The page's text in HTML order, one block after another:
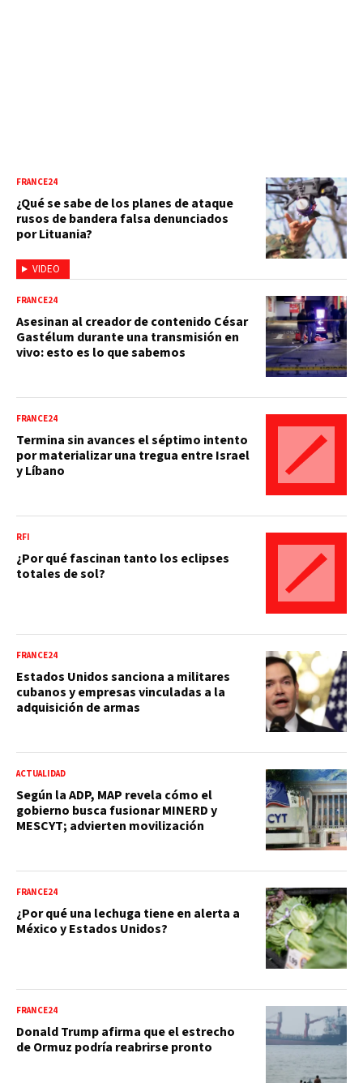
VIDEO
FRANCE24
¿Qué se sabe de los planes de ataque
rusos de bandera falsa denunciados
por Lituania?
FRANCE24
Asesinan al creador de contenido César
Gastélum durante una transmisión en
vivo: esto es lo que sabemos
FRANCE24
Termina sin avances el séptimo intento
por materializar una tregua entre Israel
y Líbano
RFI
¿Por qué fascinan tanto los eclipses
totales de sol?
FRANCE24
Estados Unidos sanciona a militares
cubanos y empresas vinculadas a la
adquisición de armas
ACTUALIDAD
Según la ADP, MAP revela cómo el
gobierno busca fusionar MINERD y
MESCYT; advierten movilización
FRANCE24
¿Por qué una lechuga tiene en alerta a
México y Estados Unidos?
FRANCE24
Donald Trump afirma que el estrecho
de Ormuz podría reabrirse pronto